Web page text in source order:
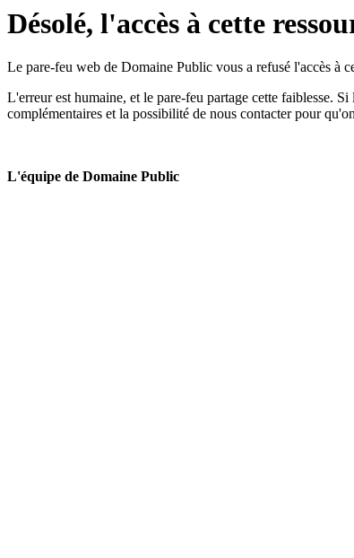
Désolé, l'accès à cette
Le pare-feu web de Domaine Public vous a refusé l'accès à
L'erreur est humaine, et le pare-feu partage cette faiblesse.
complémentaires et la possibilité de nous contacter pour
L'équipe de Domaine Public